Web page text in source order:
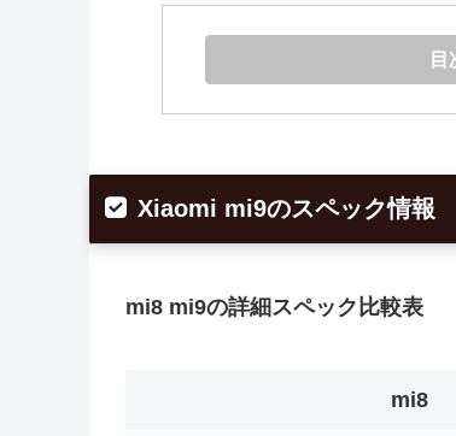
Xiaomi mi9のスペック情報
mi8 mi9の詳細スペック比較表
mi8